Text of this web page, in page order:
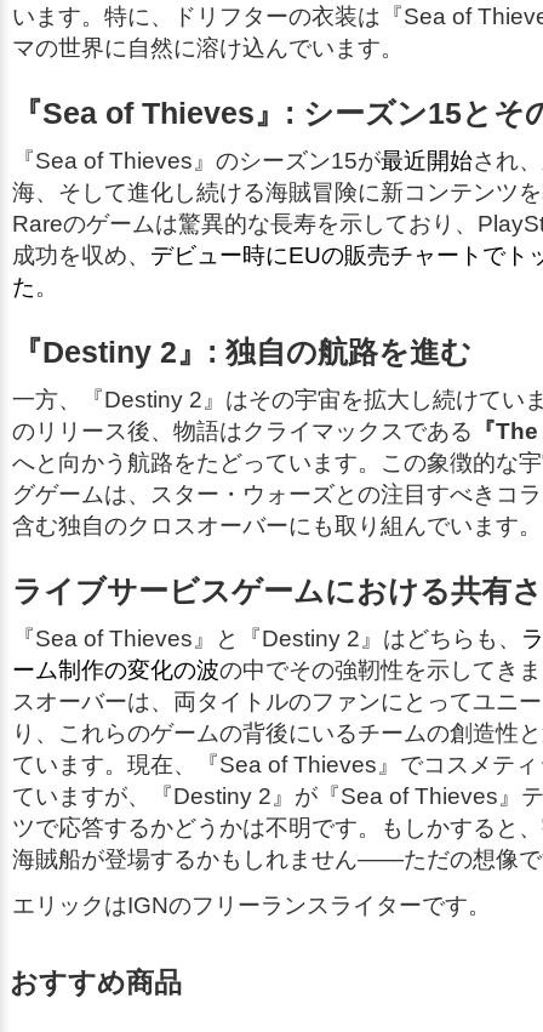
います。特に、ドリフターの衣装は『Sea of
マの世界に自然に溶け込んでいます。
『Sea of Thieves』: シーズン15とそ
『Sea of Thieves』のシーズン15が最近開始され
海、そして進化し続ける海賊冒険に新コンテンツ
Rareのゲームは驚異的な長寿を示しており、
成功を収め、 デビュー時にEUの販売チャートでト
た。
『Destiny 2』: 独自の航路を進む
一方、『Destiny 2』はその宇宙を拡大し続けてい
のリリース後、物語はクライマックスである 『
へと向かう航路をたどっています。この象徴的な
グゲームは、スター・ウォーズとの注目すべきコ
含む独自のクロスオーバーにも取り組んでいます。
ライブサービスゲームにおける共有
『Sea of Thieves』と『Destiny 2』はどちらも、
ーム制作の変化の波の中でその強靭性を示してき
スオーバーは、両タイトルのファンにとってユニ
り、これらのゲームの背後にいるチームの創造性
ています。現在、『Sea of Thieves』でコスメテ
ていますが、『Destiny 2』が『Sea of Thieves』
ツで応答するかどうかは不明です。もしかすると
海賊船が登場するかもしれません――ただの想像
エリックはIGNのフリーランスライターです。
おすすめ商品